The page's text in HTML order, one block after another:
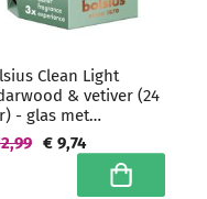
Clean Light
& vetiver (24
- glas met
€ 9,74
In